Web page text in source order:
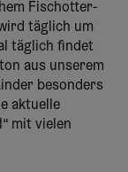
Fischotter-
täglich um
täglich findet
aus unserem
besonders
aktuelle
mit vielen